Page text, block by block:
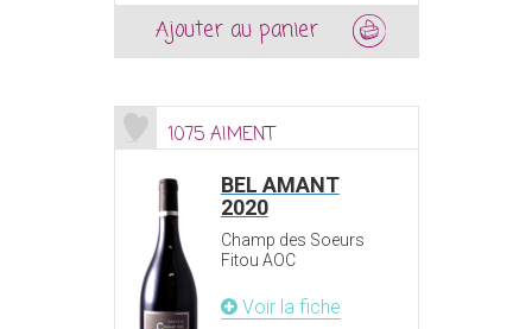
Ajouter au panier
1075 AIMENT
BEL AMANT
2020
Champ des Soeurs
Fitou AOC
Voir la fiche